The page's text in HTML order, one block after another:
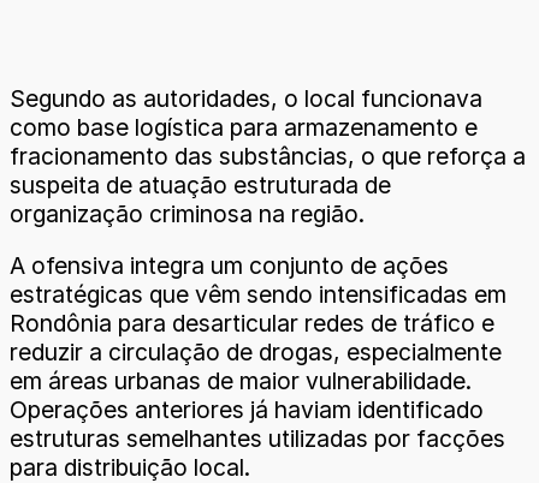
Segundo as autoridades, o local funcionava
como base logística para armazenamento e
fracionamento das substâncias, o que reforça a
suspeita de atuação estruturada de
organização criminosa na região.
A ofensiva integra um conjunto de ações
estratégicas que vêm sendo intensificadas em
Rondônia para desarticular redes de tráfico e
reduzir a circulação de drogas, especialmente
em áreas urbanas de maior vulnerabilidade.
Operações anteriores já haviam identificado
estruturas semelhantes utilizadas por facções
para distribuição local.